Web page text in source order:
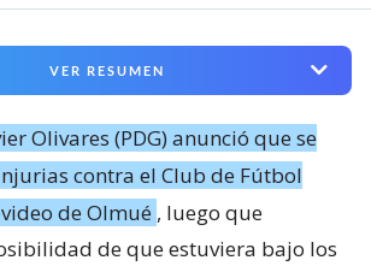
VER RESUMEN
Olivares (PDG) anunció que se
contra el Club de Fútbol
de Olmué , luego que
de que estuviera bajo los